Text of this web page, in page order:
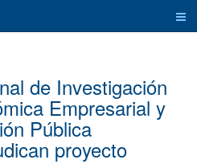
de Investigación
Empresarial y
Pública
proyecto